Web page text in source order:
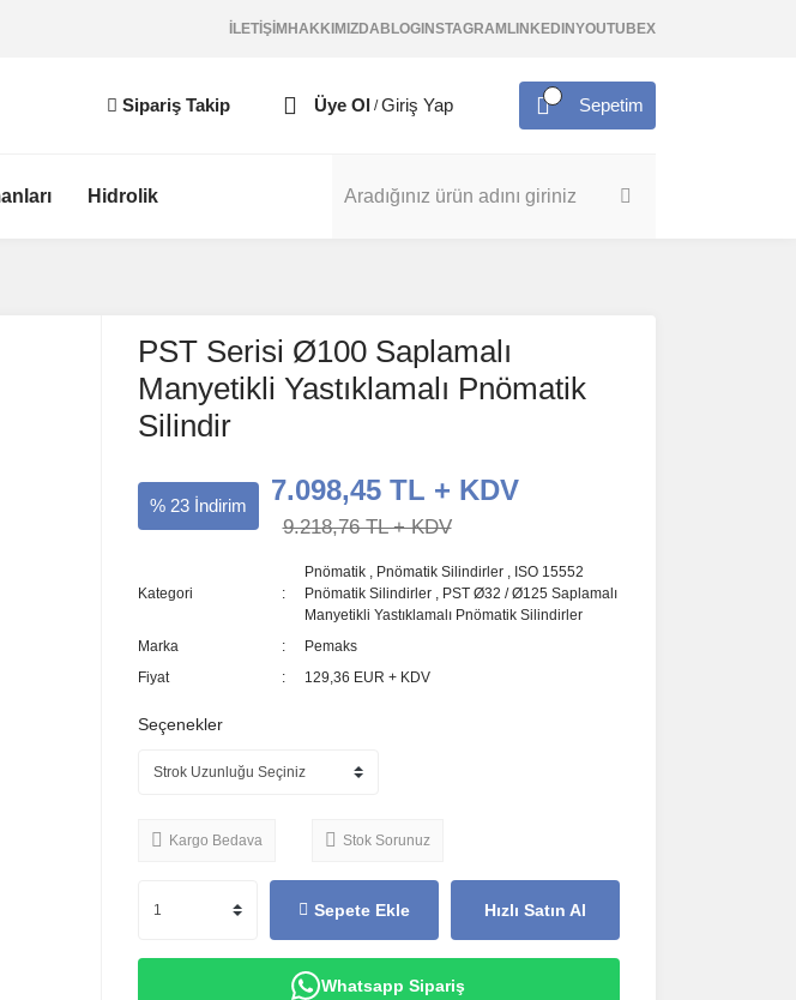
İLETİŞİM HAKKIMIZDA BLOG INSTAGRAM LINKEDINYOUTUBEX
Sipariş Takip Üye Ol / Giriş Yap Sepetim
Hidrolik
PST Serisi Ø100 Saplamalı
Manyetikli Yastıklamalı Pnömatik
Silindir
% 23 İndirim 7.098,45 TL + KDV
9.218,76 TL + KDV
Kategori
Pnömatik , Pnömatik Silindirler , ISO 15552
Pnömatik Silindirler , PST Ø32 / Ø125 Saplamalı
Manyetikli Yastıklamalı Pnömatik Silindirler
Marka
Pemaks
Fiyat
129,36 EUR + KDV
Seçenekler
Kargo Bedava Stok Sorunuz
Sepete Ekle Hızlı Satın Al
Whatsapp Sipariş